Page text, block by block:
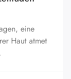
eine
Haut atmet